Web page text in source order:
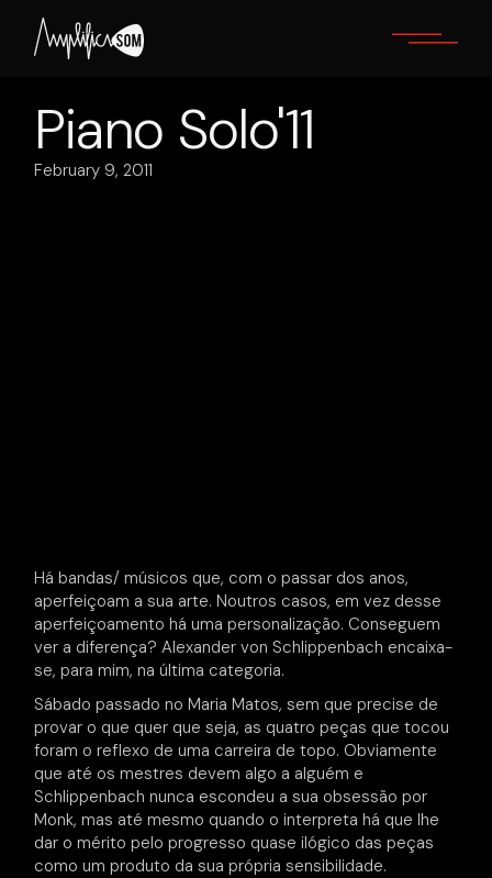
content
Piano Solo'11
February 9, 2011
Há bandas/ músicos que, com o passar dos anos,
aperfeiçoam a sua arte. Noutros casos, em vez desse
aperfeiçoamento há uma personalização. Conseguem
ver a diferença? Alexander von Schlippenbach encaixa-
se, para mim, na última categoria.
Sábado passado no Maria Matos, sem que precise de
provar o que quer que seja, as quatro peças que tocou
foram o reflexo de uma carreira de topo. Obviamente
que até os mestres devem algo a alguém e
Schlippenbach nunca escondeu a sua obsessão por
Monk, mas até mesmo quando o interpreta há que lhe
dar o mérito pelo progresso quase ilógico das peças
como um produto da sua própria sensibilidade.